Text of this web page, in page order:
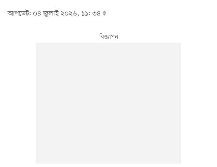
আপডেট: ০৪ জুলাই ২০২৬, ১১: ৩৪